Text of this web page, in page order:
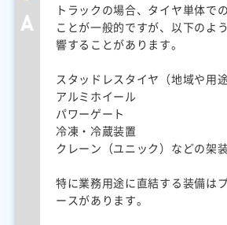
トラックの場合、タイヤ単体で
ことが一般的ですが、以下のよ
響することがあります。
スタッドレスタイヤ（地域や用途
アルミホイール
パワーゲート
冷凍・冷蔵装置
クレーン（ユニック）などの架
特に業務用途に直結する装備は
ースがあります。